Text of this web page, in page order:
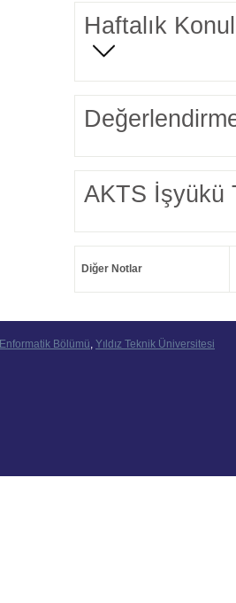
Haftalık
AKTS İşyükü
Diğer Notlar
Enformatik Bölümü, Yıldız Teknik Üniversitesi